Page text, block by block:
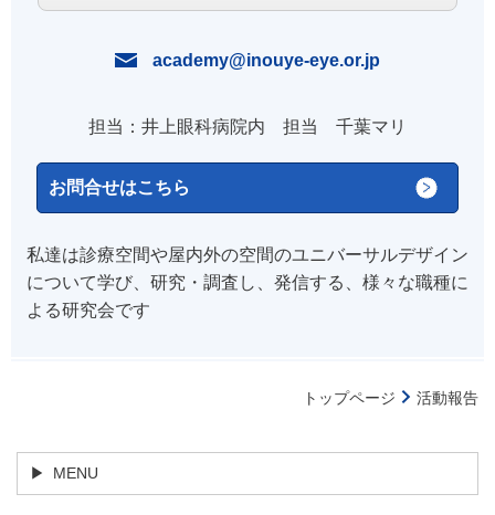
academy@inouye-eye.or.jp
担当：井上眼科病院内 担当 千葉マリ
お問合せはこちら
私達は診療空間や屋内外の空間のユニバーサルデザイン
について学び、研究・調査し、発信する、様々な職種に
よる研究会です
トップページ 活動報告
MENU